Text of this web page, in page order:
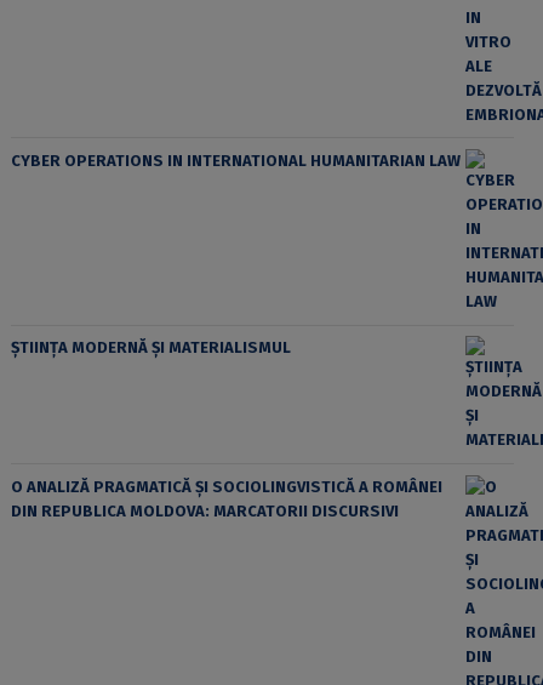
CYBER OPERATIONS IN INTERNATIONAL HUMANITARIAN LAW
ȘTIINȚA MODERNĂ ȘI MATERIALISMUL
O ANALIZĂ PRAGMATICĂ ȘI SOCIOLINGVISTICĂ A ROMÂNEI
DIN REPUBLICA MOLDOVA: MARCATORII DISCURSIVI